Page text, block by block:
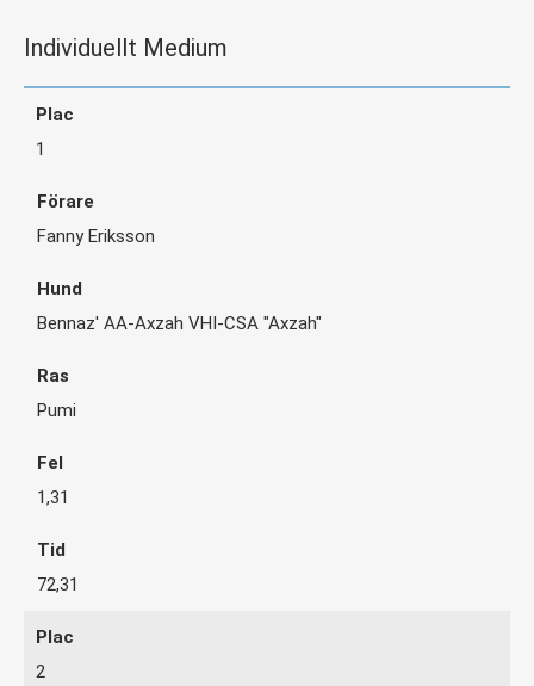
Individuellt Medium
1
Fanny Eriksson
Bennaz' AA-Axzah VHI-CSA "Axzah"
Pumi
1,31
72,31
2